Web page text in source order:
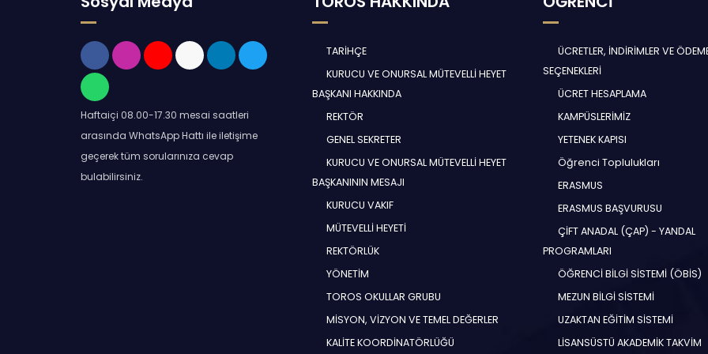
Haftaiçi 08.00-17.30 mesai saatleri
arasında WhatsApp Hattı ile iletişime
geçerek tüm sorularınıza cevap
bulabilirsiniz.
TARİHÇE
KURUCU VE ONURSAL MÜTEVELLİ HEYET
BAŞKANI HAKKINDA
REKTÖR
GENEL SEKRETER
KURUCU VE ONURSAL MÜTEVELLİ HEYET
BAŞKANININ MESAJI
KURUCU VAKIF
MÜTEVELLİ HEYETİ
REKTÖRLÜK
YÖNETİM
TOROS OKULLAR GRUBU
MİSYON, VİZYON VE TEMEL DEĞERLER
KALİTE KOORDİNATÖRLÜĞÜ
ÜCRETLER, İNDİRİMLER VE
SEÇENEKLERİ
ÜCRET HESAPLAMA
KAMPÜSLERİMİZ
YETENEK KAPISI
Öğrenci Toplulukları
ERASMUS
ERASMUS BAŞVURUSU
ÇİFT ANADAL (ÇAP) - YANDAL
PROGRAMLARI
ÖĞRENCİ BİLGİ SİSTEMİ (ÖBİS)
MEZUN BİLGİ SİSTEMİ
UZAKTAN EĞİTİM SİSTEMİ
LİSANSÜSTÜ AKADEMİK TAKVİM